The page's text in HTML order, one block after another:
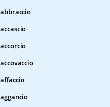
abbraccio
accascio
accorcio
accovaccio
affaccio
aggancio